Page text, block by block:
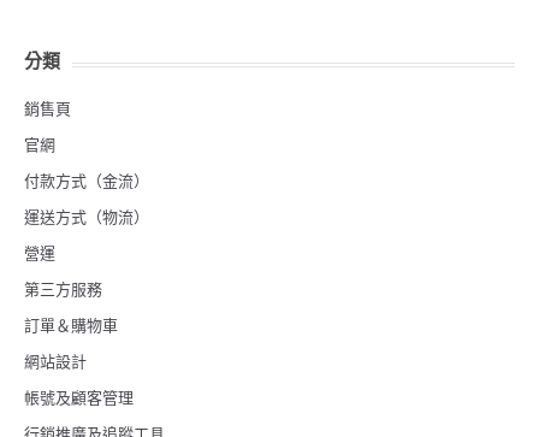
分類
銷售頁
官網
付款方式（金流）
運送方式（物流）
營運
第三方服務
訂單＆購物車
網站設計
帳號及顧客管理